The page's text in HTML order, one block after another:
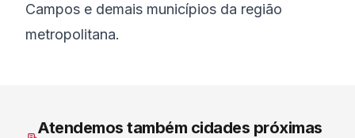
Campos e demais municípios da região
metropolitana.
Atendemos também cidades próximas